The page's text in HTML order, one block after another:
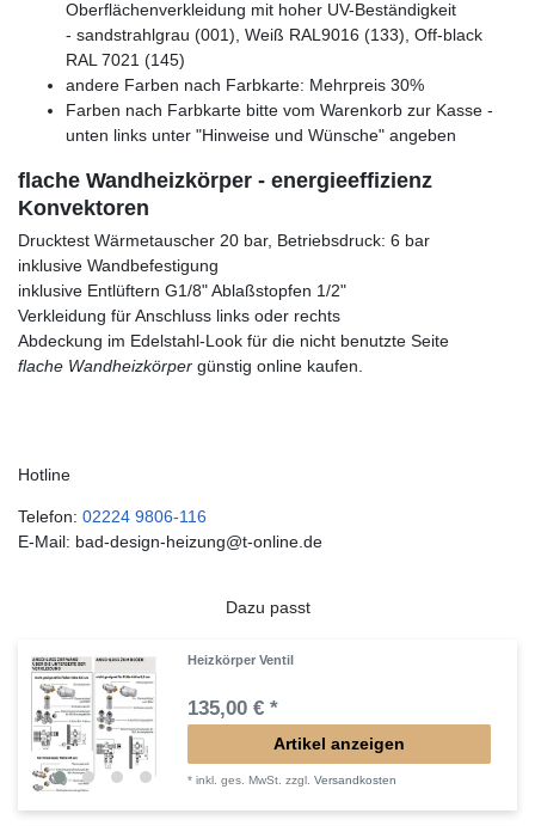
Oberflächenverkleidung mit hoher UV-Beständigkeit
- sandstrahlgrau (001), Weiß RAL9016 (133), Off-black
RAL 7021 (145)
andere Farben nach Farbkarte: Mehrpreis 30%
Farben nach Farbkarte bitte vom Warenkorb zur Kasse -
unten links unter "Hinweise und Wünsche" angeben
flache Wandheizkörper - energieeffizienz
Konvektoren
Drucktest Wärmetauscher 20 bar, Betriebsdruck: 6 bar
inklusive Wandbefestigung
inklusive Entlüftern G1/8" Ablaßstopfen 1/2"
Verkleidung für Anschluss links oder rechts
Abdeckung im Edelstahl-Look für die nicht benutzte Seite
flache Wandheizkörper günstig online kaufen.
Hotline
Telefon: 02224 9806-116
E-Mail: bad-design-heizung@t-online.de
Dazu passt
Heizkörper Ventil
135,00 € *
Artikel anzeigen
*inkl. ges. MwSt. zzgl.Versandkosten